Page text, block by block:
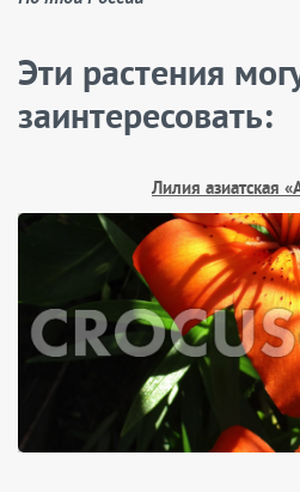
Эти растения
заинтересовать:
Лилия азиатская